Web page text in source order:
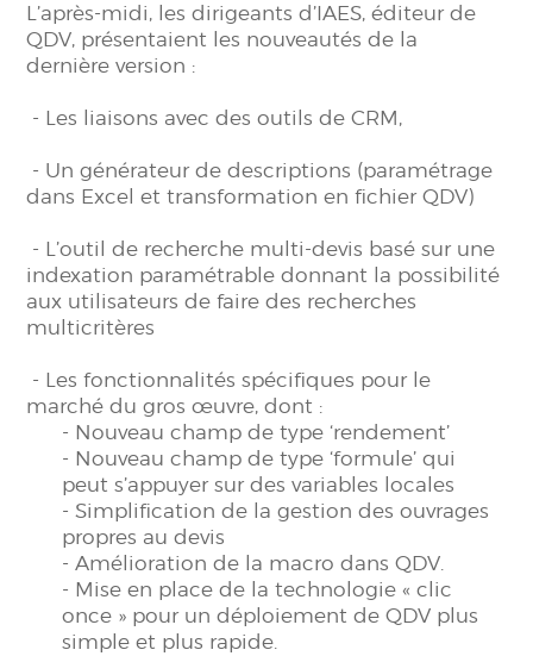
L’après-midi, les dirigeants d’IAES, éditeur de
QDV, présentaient les nouveautés de la
dernière version :
- Les liaisons avec des outils de CRM,
- Un générateur de descriptions (paramétrage
dans Excel et transformation en fichier QDV)
- L’outil de recherche multi-devis basé sur une
indexation paramétrable donnant la possibilité
aux utilisateurs de faire des recherches
multicritères
- Les fonctionnalités spécifiques pour le
marché du gros œuvre, dont :
- Nouveau champ de type ‘rendement’
- Nouveau champ de type ‘formule’ qui
peut s’appuyer sur des variables locales
- Simplification de la gestion des ouvrages
propres au devis
- Amélioration de la macro dans QDV.
- Mise en place de la technologie « clic
once » pour un déploiement de QDV plus
simple et plus rapide.